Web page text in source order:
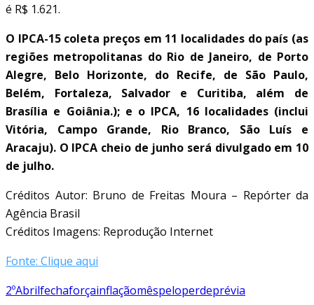
é R$ 1.621.
O IPCA-15 coleta preços em 11 localidades do país (as
regiões metropolitanas do Rio de Janeiro, de Porto
Alegre, Belo Horizonte, do Recife, de São Paulo,
Belém, Fortaleza, Salvador e Curitiba, além de
Brasília e Goiânia.); e o IPCA, 16 localidades (inclui
Vitória, Campo Grande, Rio Branco, São Luís e
Aracaju). O IPCA cheio de junho será divulgado em 10
de julho.
Créditos Autor: Bruno de Freitas Moura – Repórter da
Agência Brasil
Créditos Imagens: Reprodução Internet
Fonte: Clique aqui
2ºAbrilfechaforçainflaçãomêspeloperdeprévia